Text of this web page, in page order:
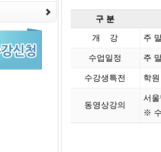
구 분
개 강
주
수업일정 주
수강생특전 학
동영상강의
서
※